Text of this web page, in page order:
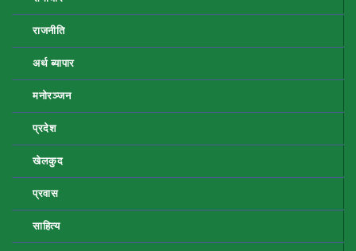
राजनीति
अर्थ ब्यापार
मनोरञ्जन
प्रदेश
खेलकुद
प्रवास
साहित्य